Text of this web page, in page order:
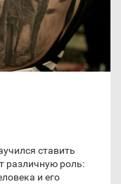
ставить
различную роль:
и его